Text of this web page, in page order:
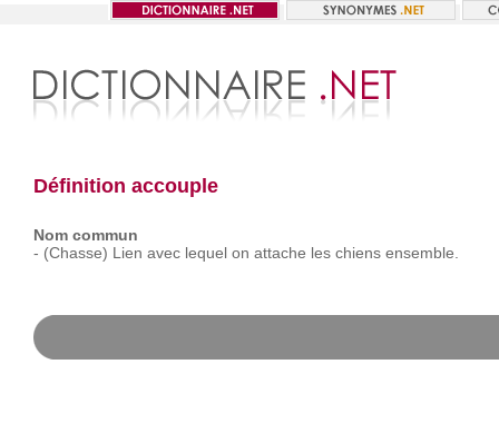
Définition accouple
Nom commun
- (Chasse) Lien avec lequel on attache les chiens ensemble.